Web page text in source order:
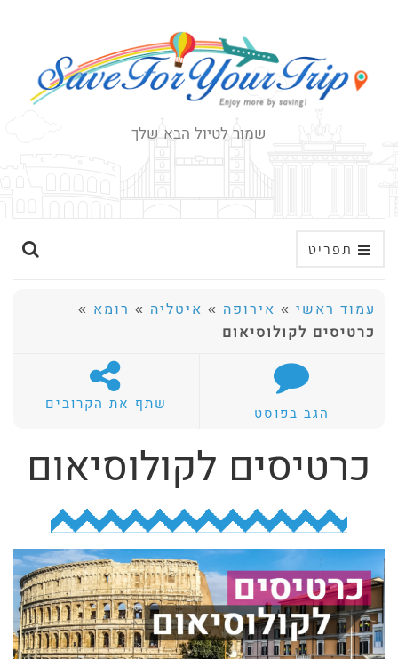
שמור לטיול הבא שלך
תפריט
ה
ח
י
פ
ו
עמוד ראשי » אירופה » איטליה » רומא »
כרטיסים לקולוסיאום
הגב בפוסט שתף את הקרובים
כרטיסים לקולוסיאום